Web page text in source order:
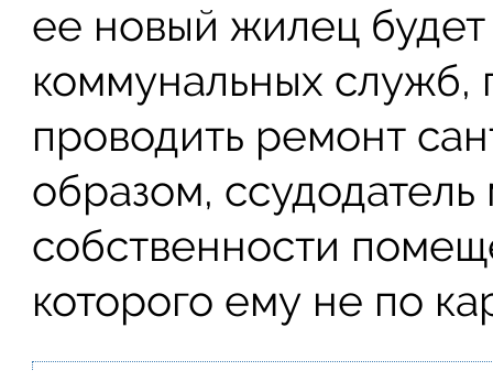
ее новый жилец будет
коммунальных служб,
проводить ремонт
образом,
собственности
которого ему не по